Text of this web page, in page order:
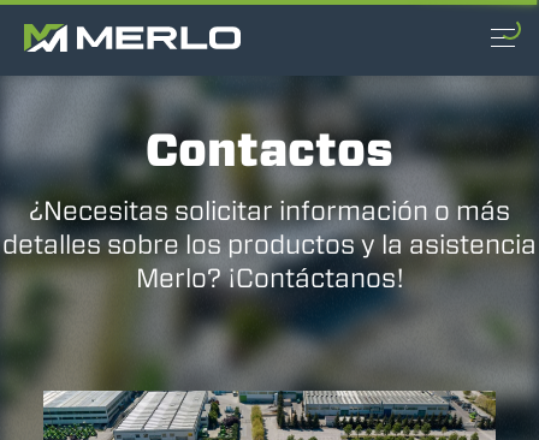
Contactos
¿Necesitas solicitar información o más
detalles sobre los productos y la asistencia
Merlo? ¡Contáctanos!